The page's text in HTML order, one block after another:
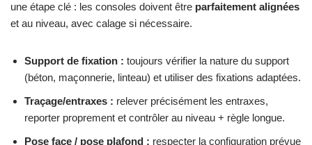
une étape clé : les consoles doivent être parfaitement alignées
et au niveau, avec calage si nécessaire.
Support de fixation : toujours vérifier la nature du support
(béton, maçonnerie, linteau) et utiliser des fixations adaptées.
Traçage/entraxes : relever précisément les entraxes,
reporter proprement et contrôler au niveau + règle longue.
Pose face / pose plafond : respecter la configuration prévue